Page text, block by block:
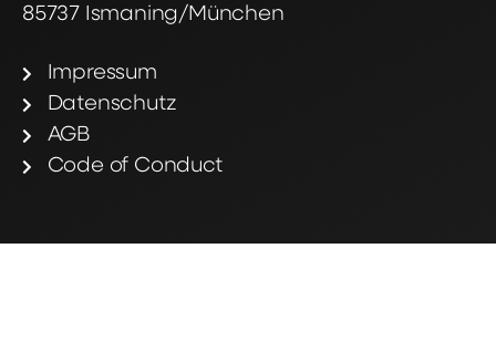
85737 Ismaning/München
Impressum
Datenschutz
AGB
Code of Conduct